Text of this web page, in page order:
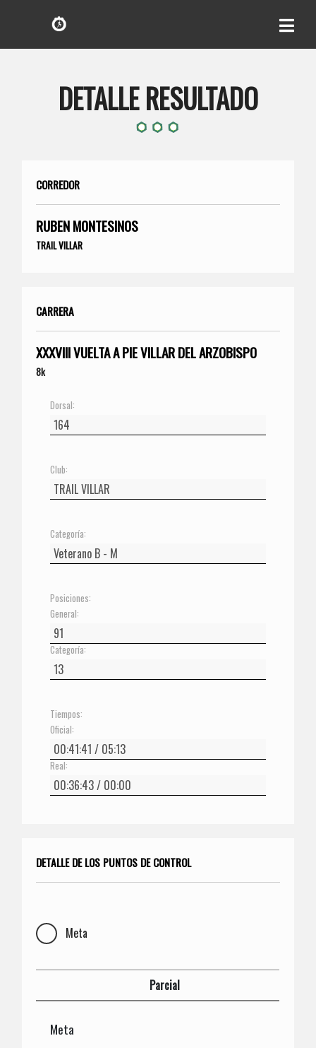
DETALLE RESULTADO
CORREDOR
RUBEN MONTESINOS
TRAIL VILLAR
CARRERA
XXXVIII VUELTA A PIE VILLAR DEL ARZOBISPO
8k
Dorsal:
Club:
Categoría:
Posiciones:
General:
Categoría:
Tiempos:
Oficial:
Real:
DETALLE DE LOS PUNTOS DE CONTROL
Meta
Parcial
Meta